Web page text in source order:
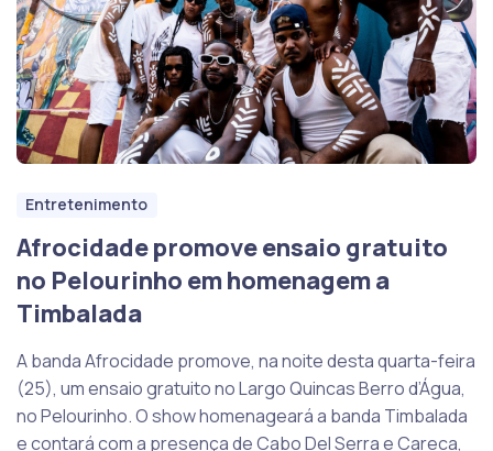
Entretenimento
Afrocidade promove ensaio gratuito
no Pelourinho em homenagem a
Timbalada
A banda Afrocidade promove, na noite desta quarta-feira
(25), um ensaio gratuito no Largo Quincas Berro d’Água,
no Pelourinho. O show homenageará a banda Timbalada
e contará com a presença de Cabo Del Serra e Careca,